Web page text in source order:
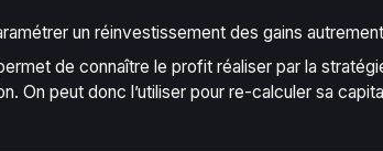
un réinvestissement des gains
de connaître le profit réaliser par la
On peut donc l’utiliser pour re-calculer sa